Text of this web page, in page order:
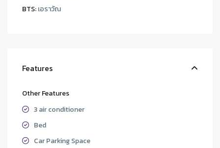
BTS:เอราวัณ
Features
Other Features
3 air conditioner
Bed
Car Parking Space